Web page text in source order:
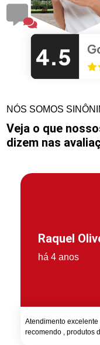
NÓS SOMOS
Veja o que
dizem nas
Raquel
há 4 anos
Atendimento
recomendo , produtos